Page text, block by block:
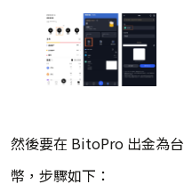
然後要在 BitoPro 出金為台
幣，步驟如下：